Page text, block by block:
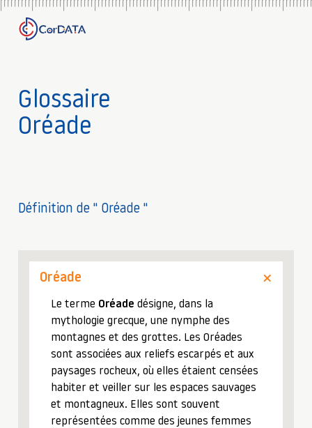
Glossaire
Oréade
Définition de " Oréade "
Oréade
Le terme Oréade désigne, dans la
mythologie grecque, une nymphe des
montagnes et des grottes. Les Oréades
sont associées aux reliefs escarpés et aux
paysages rocheux, où elles étaient censées
habiter et veiller sur les espaces sauvages
et montagneux. Elles sont souvent
représentées comme des jeunes femmes